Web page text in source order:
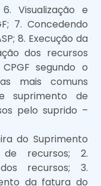
Visualização e
7. Concedendo
8. Execução da
dos recursos
segundo o
mais comuns
suprimento de
pelo suprido –
do Suprimento
recursos; 2.
recursos; 3.
da fatura do